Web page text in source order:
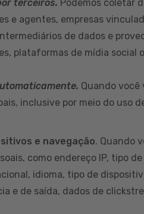
terceiros. Podemos coletar
e agentes, empresas
de dados e
plataformas de mídia social
Quando você
inclusive por meio do uso
e navegação. Quando
como endereço IP, tipo
idioma, tipo de
e de saída, dados de